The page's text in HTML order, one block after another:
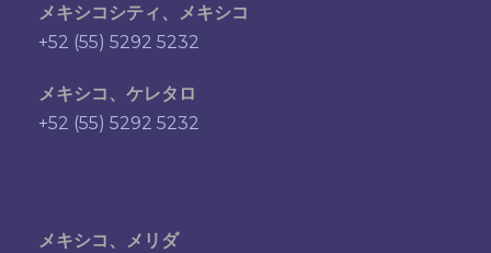
メキシコシティ、メキシコ
+52 (55) 5292 5232
メキシコ、ケレタロ
+52 (55) 5292 5232
メキシコ、メリダ